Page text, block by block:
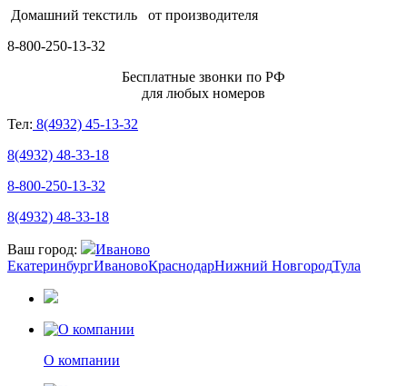
Домашний текстиль от производителя
8-800-250-13-32
Бесплатные звонки по РФ
для любых номеров
Тел: 8(4932) 45-13-32
8(4932) 48-33-18
8-800-250-13-32
8(4932) 48-33-18
Ваш город:
Иваново
ЕкатеринбургИвановоКраснодарНижний НовгородТула
О компании